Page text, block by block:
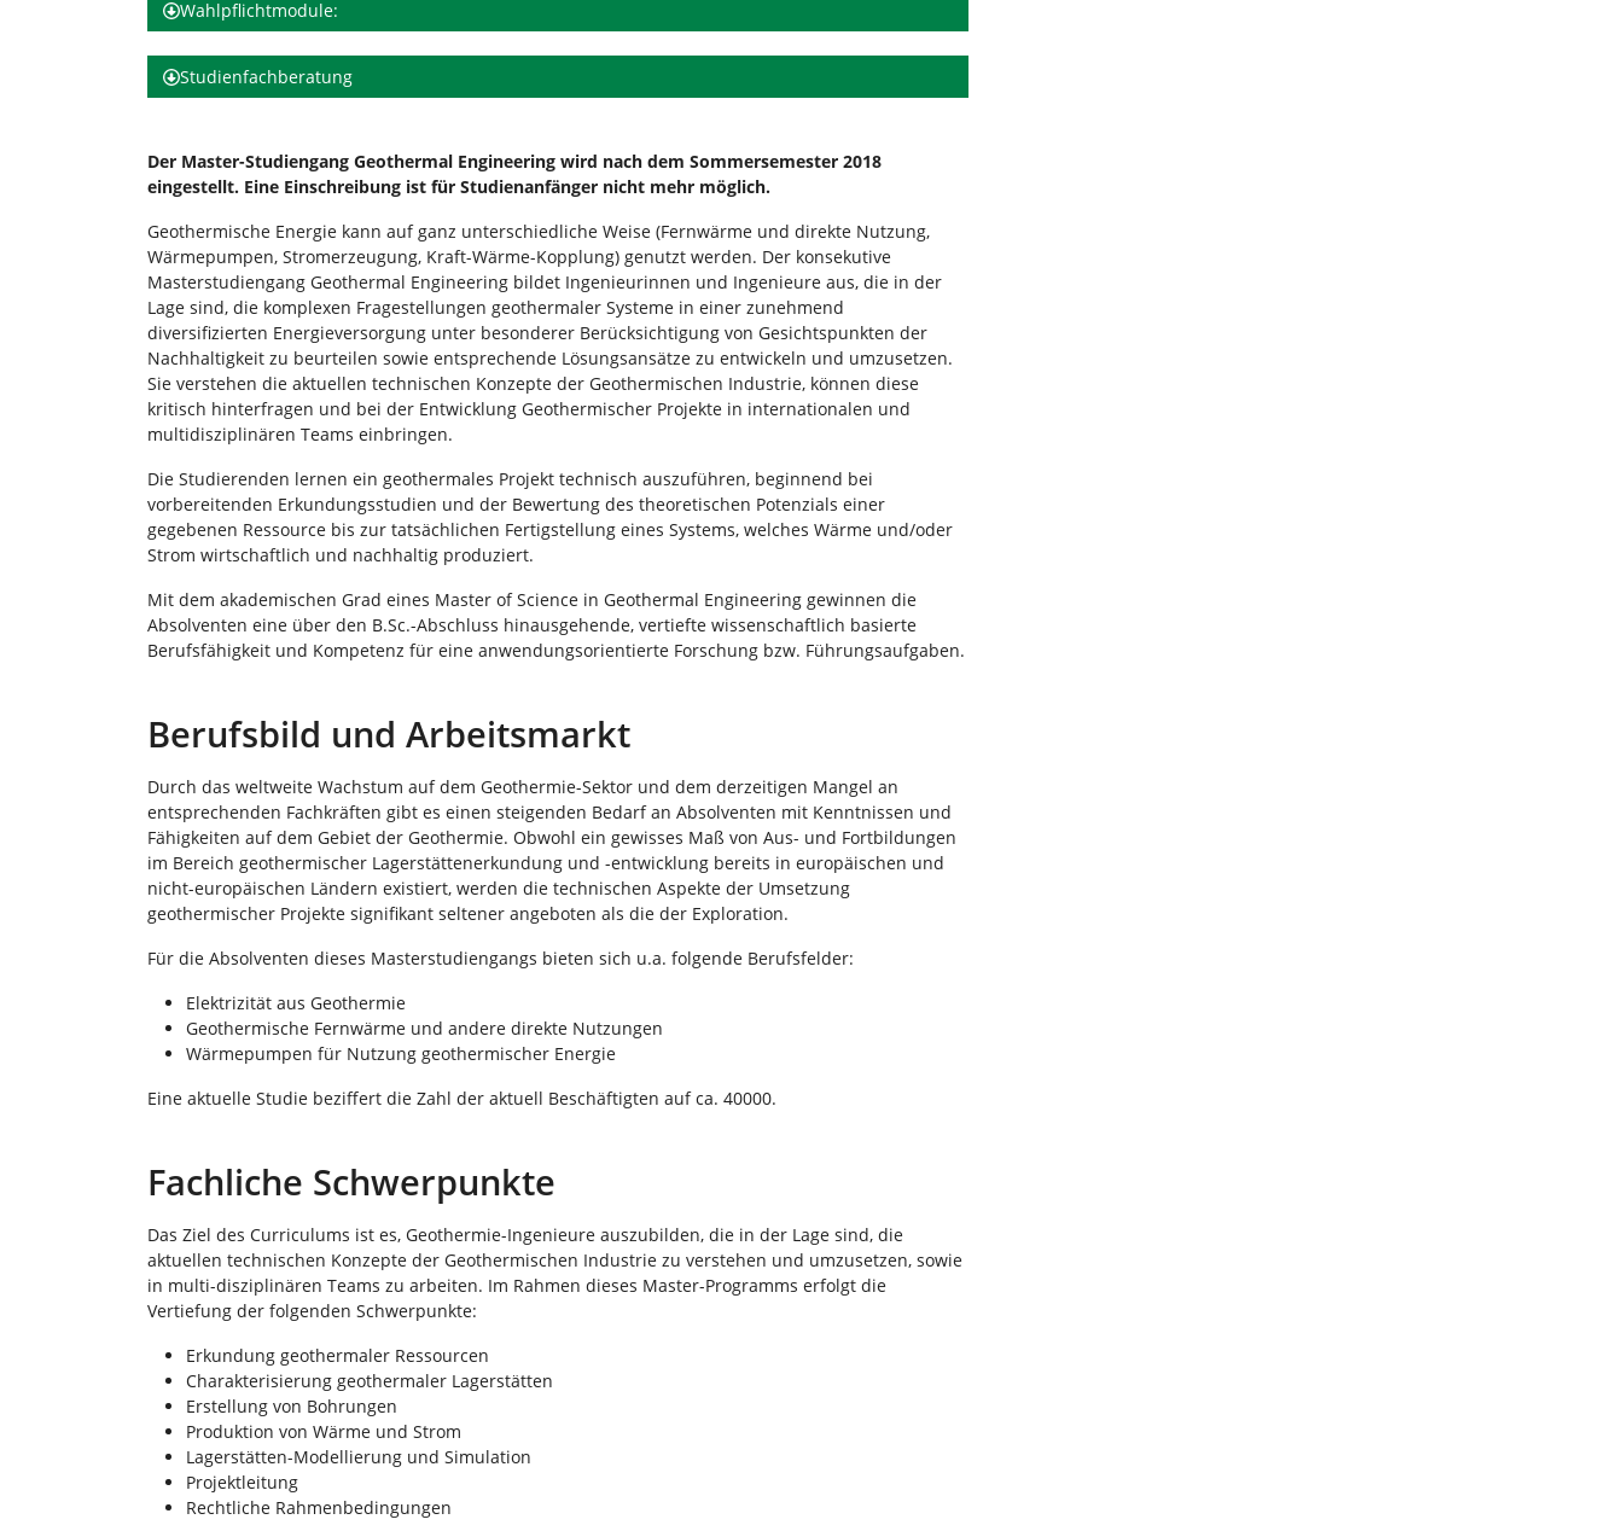
Wahlpflichtmodule:
Studienfachberatung
Der Master-Studiengang Geothermal Engineering wird nach dem Sommersemester 2018
eingestellt. Eine Einschreibung ist für Studienanfänger nicht mehr möglich.
Geothermische Energie kann auf ganz unterschiedliche Weise (Fernwärme und direkte Nutzung,
Wärmepumpen, Stromerzeugung, Kraft-Wärme-Kopplung) genutzt werden. Der konsekutive
Masterstudiengang Geothermal Engineering bildet Ingenieurinnen und Ingenieure aus, die in der
Lage sind, die komplexen Fragestellungen geothermaler Systeme in einer zunehmend
diversifizierten Energieversorgung unter besonderer Berücksichtigung von Gesichtspunkten der
Nachhaltigkeit zu beurteilen sowie entsprechende Lösungsansätze zu entwickeln und umzusetzen.
Sie verstehen die aktuellen technischen Konzepte der Geothermischen Industrie, können diese
kritisch hinterfragen und bei der Entwicklung Geothermischer Projekte in internationalen und
multidisziplinären Teams einbringen.
Die Studierenden lernen ein geothermales Projekt technisch auszuführen, beginnend bei
vorbereitenden Erkundungsstudien und der Bewertung des theoretischen Potenzials einer
gegebenen Ressource bis zur tatsächlichen Fertigstellung eines Systems, welches Wärme und/oder
Strom wirtschaftlich und nachhaltig produziert.
Mit dem akademischen Grad eines Master of Science in Geothermal Engineering gewinnen die
Absolventen eine über den B.Sc.-Abschluss hinausgehende, vertiefte wissenschaftlich basierte
Berufsfähigkeit und Kompetenz für eine anwendungsorientierte Forschung bzw. Führungsaufgaben.
Berufsbild und Arbeitsmarkt
Durch das weltweite Wachstum auf dem Geothermie-Sektor und dem derzeitigen Mangel an
entsprechenden Fachkräften gibt es einen steigenden Bedarf an Absolventen mit Kenntnissen und
Fähigkeiten auf dem Gebiet der Geothermie. Obwohl ein gewisses Maß von Aus- und Fortbildungen
im Bereich geothermischer Lagerstättenerkundung und -entwicklung bereits in europäischen und
nicht-europäischen Ländern existiert, werden die technischen Aspekte der Umsetzung
geothermischer Projekte signifikant seltener angeboten als die der Exploration.
Für die Absolventen dieses Masterstudiengangs bieten sich u.a. folgende Berufsfelder:
Elektrizität aus Geothermie
Geothermische Fernwärme und andere direkte Nutzungen
Wärmepumpen für Nutzung geothermischer Energie
Eine aktuelle Studie beziffert die Zahl der aktuell Beschäftigten auf ca. 40000.
Fachliche Schwerpunkte
Das Ziel des Curriculums ist es, Geothermie-Ingenieure auszubilden, die in der Lage sind, die
aktuellen technischen Konzepte der Geothermischen Industrie zu verstehen und umzusetzen, sowie
in multi-disziplinären Teams zu arbeiten. Im Rahmen dieses Master-Programms erfolgt die
Vertiefung der folgenden Schwerpunkte:
Erkundung geothermaler Ressourcen
Charakterisierung geothermaler Lagerstätten
Erstellung von Bohrungen
Produktion von Wärme und Strom
Lagerstätten-Modellierung und Simulation
Projektleitung
Rechtliche Rahmenbedingungen